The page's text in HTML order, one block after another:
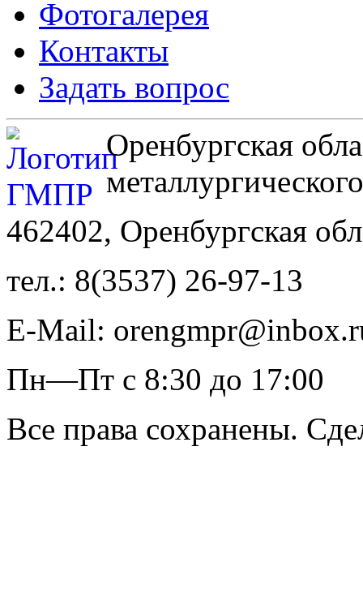
Фотогалерея
Контакты
Задать вопрос
Оренбургская
462402, Оренбургская
тел.: 8(3537) 26-97-13
E-Mail:
Пн—Пт с 8:30 до 17:00
Все права сохранены.